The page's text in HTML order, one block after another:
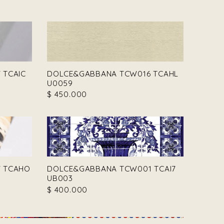
DOLCE&GABBANA TCW016 TCAHL
U0059
$ 450.000
DOLCE&GABBANA TCW001 TCAI7
UB003
$ 400.000